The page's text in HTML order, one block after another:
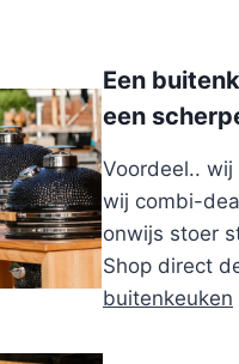
Een
een
Voordeel..
wij combi-
onwijs stoer
Shop direct
buitenkeuken